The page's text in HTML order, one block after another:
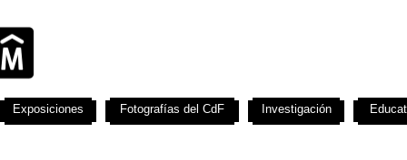
Exposiciones Fotografías del CdF Investigación